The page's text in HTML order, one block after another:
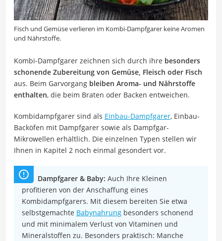
Fisch und Gemüse verlieren im Kombi-Dampfgarer keine Aromen
und Nährstoffe.
Kombi-Dampfgarer zeichnen sich durch ihre besonders
schonende Zubereitung von Gemüse, Fleisch oder Fisch
aus. Beim Garvorgang bleiben Aroma- und Nährstoffe
enthalten, die beim Braten oder Backen entweichen.
Kombidampfgarer sind als Einbau-Dampfgarer, Einbau-
Backöfen mit Dampfgarer sowie als Dampfgar-
Mikrowellen erhältlich. Die einzelnen Typen stellen wir
Ihnen in Kapitel 2 noch einmal gesondert vor.
Dampfgarer & Baby: Auch Ihre Kleinen
profitieren von der Anschaffung eines
Kombidampfgarers. Mit diesem bereiten Sie etwa
selbstgemachte Babynahrung besonders schonend
und mit minimalem Verlust von Vitaminen und
Mineralstoffen zu. Besonders praktisch: Manche